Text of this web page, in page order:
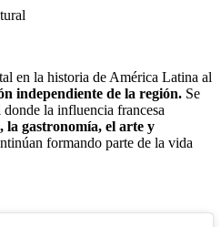
en la historia de América Latina al
independiente de la región. Se
la influencia francesa
la gastronomía, el arte y
formando parte de la vida